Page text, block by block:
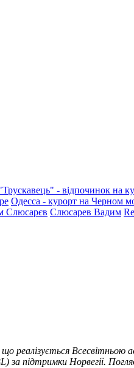
- відпочинок на
Одесса - курорт на Черном
Слюсарєв Слюсарев Вадим
Всесвітньою
підтримки Норвегії.